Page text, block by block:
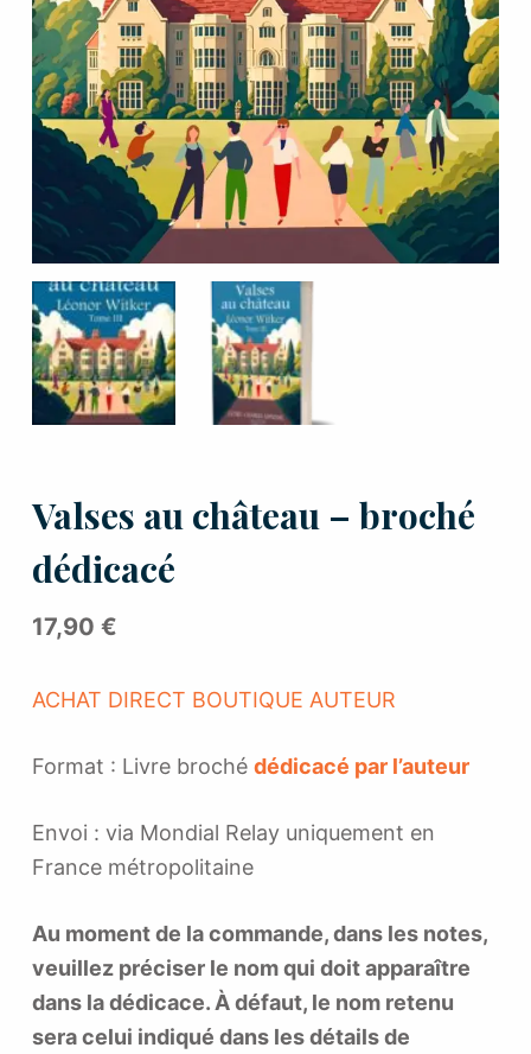
n
Valses au château – broché
dédicacé
17,90 €
ACHAT DIRECT BOUTIQUE AUTEUR
Format : Livre broché dédicacé par l’auteur
Envoi : via Mondial Relay uniquement en
France métropolitaine
Au moment de la commande, dans les notes,
veuillez préciser le nom qui doit apparaître
dans la dédicace. À défaut, le nom retenu
sera celui indiqué dans les détails de